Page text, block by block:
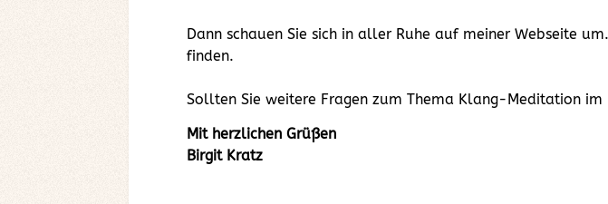
Dann schauen Sie sich in aller Ruhe auf meiner Webseite
finden.
Sollten Sie weitere Fragen zum Thema Klang-Meditation
Mit herzlichen Grüßen
Birgit Kratz